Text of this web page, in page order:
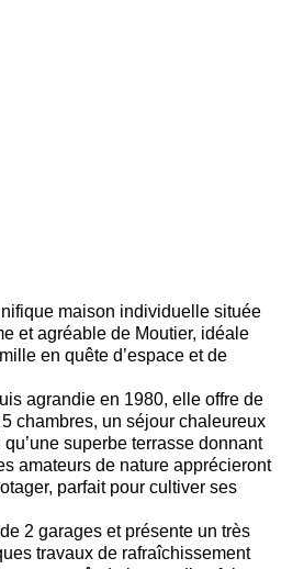
maison individuelle située
et agréable de Moutier, idéale
en quête d’espace et de
agrandie en 1980, elle offre de
chambres, un séjour chaleureux
superbe terrasse donnant
amateurs de nature apprécieront
parfait pour cultiver ses
2 garages et présente un très
travaux de rafraîchissement